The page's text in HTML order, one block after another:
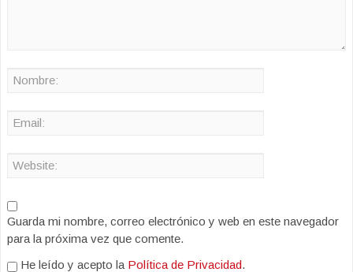
Guarda mi nombre, correo electrónico y web en este navegador
para la próxima vez que comente.
He leído y acepto la Política de Privacidad.